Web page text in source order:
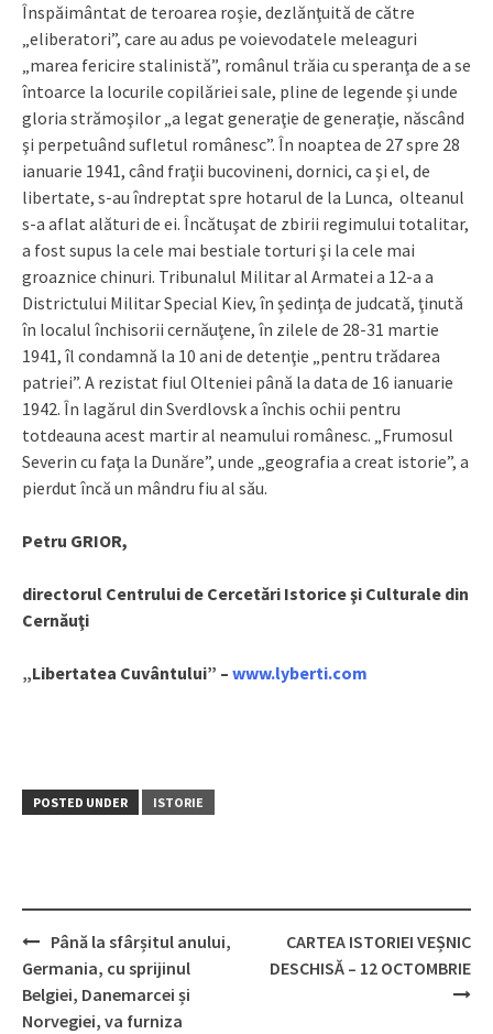
Înspăimântat de teroarea roşie, dezlănţuită de către
„eliberatori”, care au adus pe voievodatele meleaguri
„marea fericire stalinistă”, românul trăia cu speranţa de a se
întoarce la locurile copilăriei sale, pline de legende şi unde
gloria strămoşilor „a legat generaţie de generaţie, născând
şi perpetuând sufletul românesc”. În noaptea de 27 spre 28
ianuarie 1941, când fraţii bucovineni, dornici, ca şi el, de
libertate, s-au îndreptat spre hotarul de la Lunca, olteanul
s-a aflat alături de ei. Încătuşat de zbirii regimului totalitar,
a fost supus la cele mai bestiale torturi şi la cele mai
groaznice chinuri. Tribunalul Militar al Armatei a 12-a a
Districtului Militar Special Kiev, în şedinţa de judcată, ţinută
în localul închisorii cernăuţene, în zilele de 28-31 martie
1941, îl condamnă la 10 ani de detenţie „pentru trădarea
patriei”. A rezistat fiul Olteniei până la data de 16 ianuarie
1942. În lagărul din Sverdlovsk a închis ochii pentru
totdeauna acest martir al neamului românesc. „Frumosul
Severin cu faţa la Dunăre”, unde „geografia a creat istorie”, a
pierdut încă un mândru fiu al său.
Petru GRIOR,
directorul Centrului de Cercetări Istorice şi Culturale din
Cernăuţi
„Libertatea Cuvântului” – www.lyberti.com
POSTED UNDER ISTORIE
Post
navigation
Până la sfârșitul anului,
Germania, cu sprijinul
Belgiei, Danemarcei și
Norvegiei, va furniza
CARTEA ISTORIEI VEȘNIC
DESCHISĂ – 12 OCTOMBRIE